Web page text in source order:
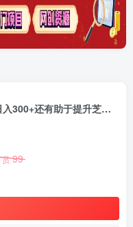
支付宝豪车认证教程，倒卖教程轻松日入300+还有助于提升芝麻分【揭秘】
99